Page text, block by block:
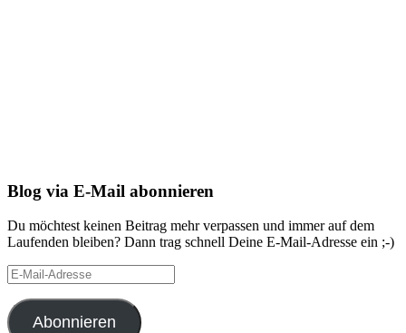
Blog via E-Mail abonnieren
Du möchtest keinen Beitrag mehr verpassen und immer auf dem
Laufenden bleiben? Dann trag schnell Deine E-Mail-Adresse ein ;-)
E-
Mail-
Adresse
Abonnieren